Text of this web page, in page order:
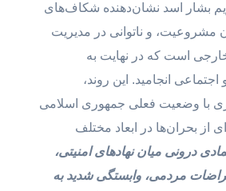
بشار اسد نشان‌دهنده شکاف‌های
مشروعیت، و ناتوانی در مدیریت
است که در نهایت به
انجامید. این روند،
با وضعیت فعلی جمهوری اسلامی
از بحران‌ها در ابعاد مختلف
درونی میان نهادهای امنیتی،
مردمی، وابستگی شدید به